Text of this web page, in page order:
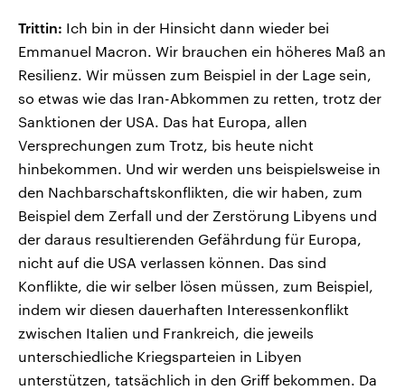
Trittin: Ich bin in der Hinsicht dann wieder bei
Emmanuel Macron. Wir brauchen ein höheres Maß an
Resilienz. Wir müssen zum Beispiel in der Lage sein,
so etwas wie das Iran-Abkommen zu retten, trotz der
Sanktionen der USA. Das hat Europa, allen
Versprechungen zum Trotz, bis heute nicht
hinbekommen. Und wir werden uns beispielsweise in
den Nachbarschaftskonflikten, die wir haben, zum
Beispiel dem Zerfall und der Zerstörung Libyens und
der daraus resultierenden Gefährdung für Europa,
nicht auf die USA verlassen können. Das sind
Konflikte, die wir selber lösen müssen, zum Beispiel,
indem wir diesen dauerhaften Interessenkonflikt
zwischen Italien und Frankreich, die jeweils
unterschiedliche Kriegsparteien in Libyen
unterstützen, tatsächlich in den Griff bekommen. Da